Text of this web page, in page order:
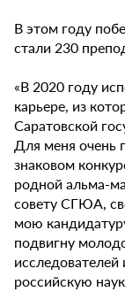
В этом году
стали 230
«В 2020 году
карьере, из
Саратовской
Для меня очень
знаковом
родной альма-
совету СГЮА,
мою
подвигну
российскую